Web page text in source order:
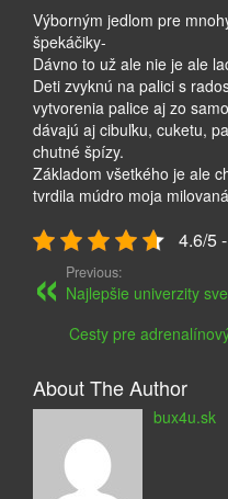
Výborným jedlom pre
špekáčiky-
Dávno to už ale nie je ale
Deti zvyknú na palici s
vytvorenia palice aj zo
dávajú aj cibuľku, cuketu,
chutné špízy.
Základom všetkého je ale
tvrdila múdro moja
4.6/5
Previous:
Najlepšie univerzity
Cesty pre
About The Author
bux4u.sk